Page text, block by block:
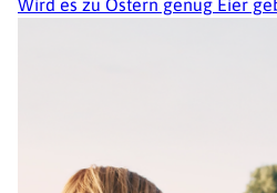
Wird es zu Ostern genug Eier